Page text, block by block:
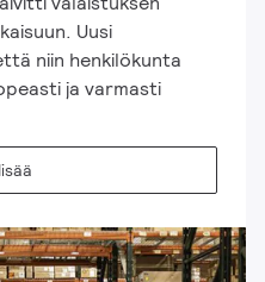
Uusi
niin henkilökunta
ja varmasti